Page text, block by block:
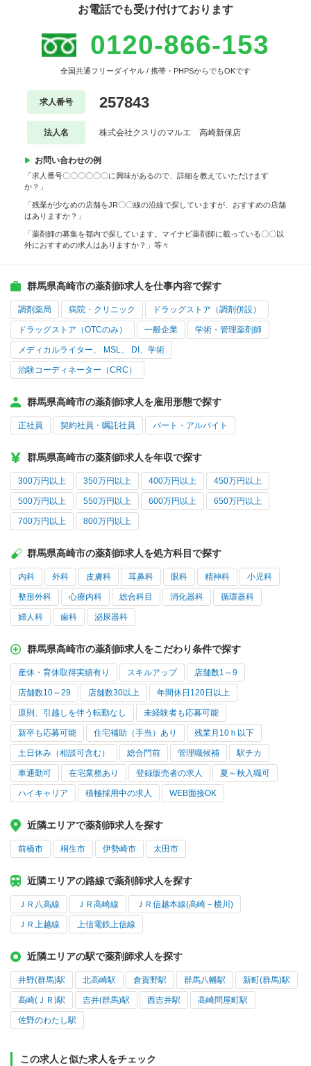
お電話でも受け付けております
0120-866-153
全国共通フリーダイヤル / 携帯・PHPSからでもOKです
求人番号 257843
法人名 株式会社クスリのマルエ 高崎新保店
お問い合わせの例
「求人番号〇〇〇〇〇〇に興味があるので、詳細を教えていただけます
か？」
「残業が少なめの店舗をJR〇〇線の沿線で探していますが、おすすめの店舗
はありますか？」
「薬剤師の募集を都内で探しています。マイナビ薬剤師に載っている〇〇以
外におすすめの求人はありますか？」等々
群馬県高崎市の薬剤師求人を仕事内容で探す
調剤薬局 病院・クリニック ドラッグストア（調剤併設）
ドラッグストア（OTCのみ） 一般企業 学術・管理薬剤師
メディカルライター、 MSL、 DI、学術
治験コーディネーター（CRC）
群馬県高崎市の薬剤師求人を雇用形態で探す
正社員 契約社員・嘱託社員 パート・アルバイト
群馬県高崎市の薬剤師求人を年収で探す
300万円以上 350万円以上 400万円以上 450万円以上
500万円以上 550万円以上 600万円以上 650万円以上
700万円以上 800万円以上
群馬県高崎市の薬剤師求人を処方科目で探す
内科 外科 皮膚科 耳鼻科 眼科 精神科 小児科
整形外科 心療内科 総合科目 消化器科 循環器科
婦人科 歯科 泌尿器科
群馬県高崎市の薬剤師求人をこだわり条件で探す
産休・育休取得実績有り スキルアップ 店舗数1～9
店舗数10～29 店舗数30以上 年間休日120日以上
原則、引越しを伴う転勤なし 未経験者も応募可能
新卒も応募可能 住宅補助（手当）あり 残業月10ｈ以下
土日休み（相談可含む） 総合門前 管理職候補 駅チカ
車通勤可 在宅業務あり 登録販売者の求人 夏～秋入職可
ハイキャリア 積極採用中の求人 WEB面接OK
近隣エリアで薬剤師求人を探す
前橋市 桐生市 伊勢崎市 太田市
近隣エリアの路線で薬剤師求人を探す
ＪＲ八高線 ＪＲ高崎線 ＪＲ信越本線(高崎－横川)
ＪＲ上越線 上信電鉄上信線
近隣エリアの駅で薬剤師求人を探す
井野(群馬)駅 北高崎駅 倉賀野駅 群馬八幡駅 新町(群馬)駅
高崎(ＪＲ)駅 吉井(群馬)駅 西吉井駅 高崎問屋町駅
佐野のわたし駅
この求人と似た求人をチェック